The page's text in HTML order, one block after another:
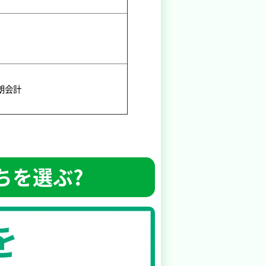
会計
を選ぶ?